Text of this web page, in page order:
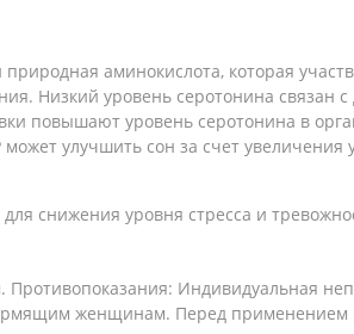
аминокислота, которая
Низкий уровень серотонина связан с
повышают уровень серотонина в
улучшить сон за счет
снижения уровня стресса и
Противопоказания: Индивидуальная
женщинам. Перед применением